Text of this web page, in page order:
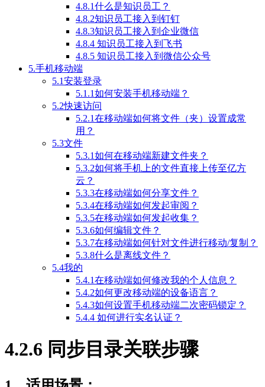
4.8.1什么是知识员工？
4.8.2知识员工接入到钉钉
4.8.3知识员工接入到企业微信
4.8.4 知识员工接入到飞书
4.8.5 知识员工接入到微信公众号
5.手机移动端
5.1安装登录
5.1.1如何安装手机移动端？
5.2快速访问
5.2.1在移动端如何将文件（夹）设置成常
用？
5.3文件
5.3.1如何在移动端新建文件夹？
5.3.2如何将手机上的文件直接上传至亿方
云？
5.3.3在移动端如何分享文件？
5.3.4在移动端如何发起审阅？
5.3.5在移动端如何发起收集？
5.3.6如何编辑文件？
5.3.7在移动端如何针对文件进行移动/复制？
5.3.8什么是离线文件？
5.4我的
5.4.1在移动端如何修改我的个人信息？
5.4.2如何更改移动端的设备语言？
5.4.3如何设置手机移动端二次密码锁定？
5.4.4 如何进行实名认证？
4.2.6 同步目录关联步骤